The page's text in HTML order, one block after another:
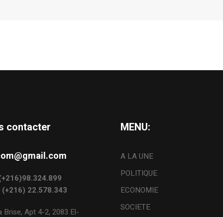
contacter
22.578.343
Brise, Apt 4-2, 2083 El-
MENU:
A LA UNE
POLITIQUE
ECONOMIE
SOCIETE